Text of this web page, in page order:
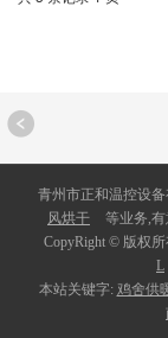
青州市正和温控设
风烘干
等业务,
CopyRight © 版权所
L
本站关键字: 鸡舍供